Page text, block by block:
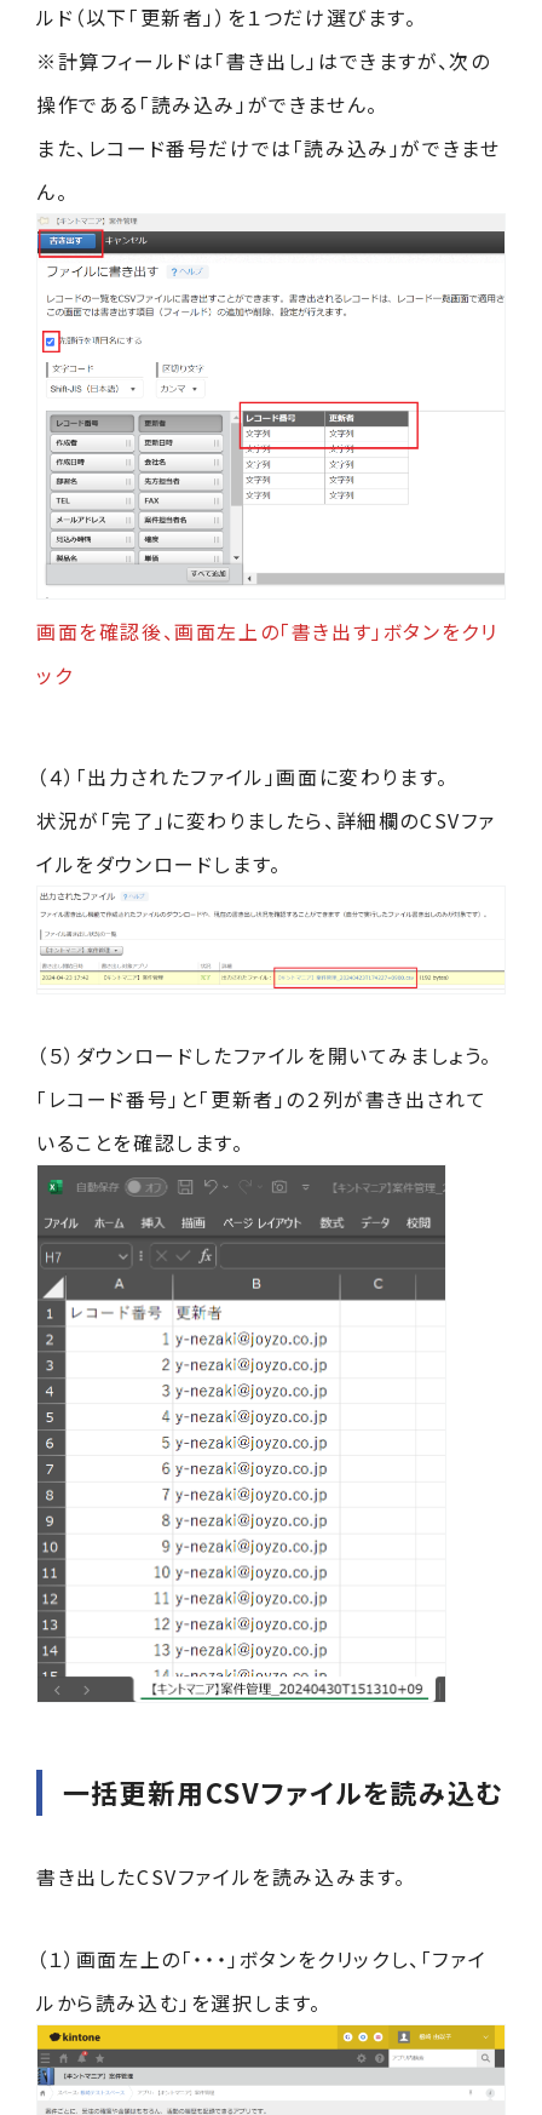
ルド（以下「更新者」）を１つだけ選びます。
※計算フィールドは「書き出し」はできますが、次の
操作である「読み込み」ができません。
また、レコード番号だけでは「読み込み」ができませ
ん。
画面を確認後、画面左上の「書き出す」ボタンをクリ
ック
（４）「出力されたファイル」画面に変わります。
状況が「完了」に変わりましたら、詳細欄のCSVファ
イルをダウンロードします。
（５）ダウンロードしたファイルを開いてみましょう。
「レコード番号」と「更新者」の２列が書き出されて
いることを確認します。
一括更新用CSVファイルを読み込む
書き出したCSVファイルを読み込みます。
（１）画面左上の「・・・」ボタンをクリックし、「ファイ
ルから読み込む」を選択します。